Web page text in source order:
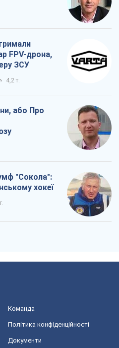
FPV-дрона,
ЗСУ
4,2 т.
або Про
"Сокола":
хокеї
Команда
Політика конфіденційності
Документи